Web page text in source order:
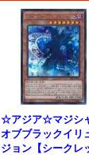
☆アジア☆マジシ
オブブラックイリ
ジョン【シークレ